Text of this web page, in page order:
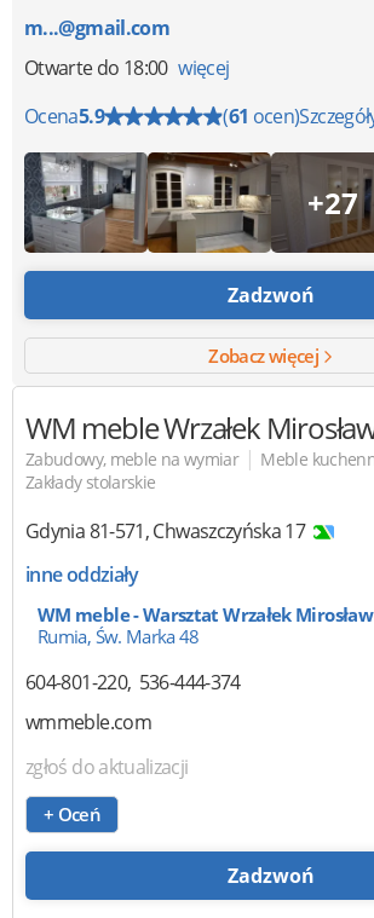
m...@gmail.com
Otwartedo 18:00 więcej
Ocena5.9 (61 ocen)
+27
Zadzwoń
Zobacz więcej
WM mebleWrzałek
Zabudowy, meble na wymiar | Meble
Zakłady stolarskie
Gdynia81-571,Chwaszczyńska 17
inne oddziały
WM meble - Warsztat Wrzałek Mirosław
Rumia, Św. Marka 48
604-801-220 536-444-374
wmmeble.com
zgłoś do aktualizacji
+ Oceń
Zadzwoń